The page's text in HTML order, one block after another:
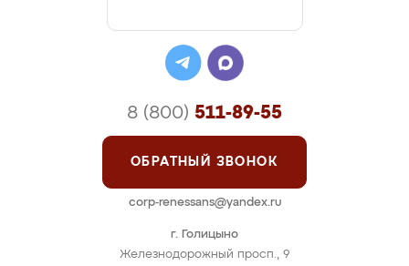
г. Голицыно
Железнодорожный просп., 9
8 (800) 511-89-55
ОБРАТНЫЙ ЗВОНОК
corp-renessans@yandex.ru